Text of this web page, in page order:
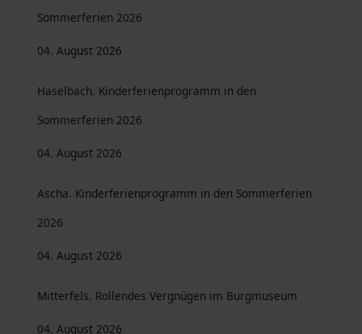
Sommerferien 2026
04. August 2026
Haselbach. Kinderferienprogramm in den
Sommerferien 2026
04. August 2026
Ascha. Kinderferienprogramm in den Sommerferien
2026
04. August 2026
Mitterfels. Rollendes Vergnügen im Burgmuseum
04. August 2026